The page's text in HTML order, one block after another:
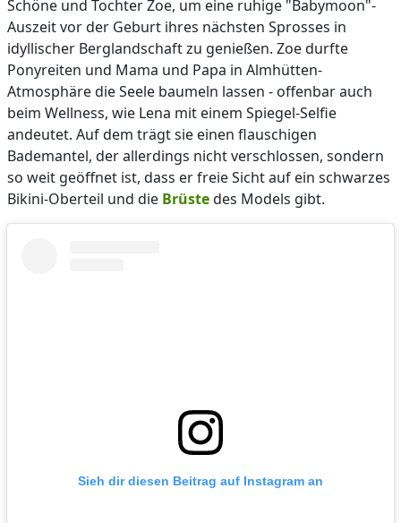
Schöne und Tochter Zoe, um eine ruhige "Babymoon"-
Auszeit vor der Geburt ihres nächsten Sprosses in
idyllischer Berglandschaft zu genießen. Zoe durfte
Ponyreiten und Mama und Papa in Almhütten-
Atmosphäre die Seele baumeln lassen - offenbar auch
beim Wellness, wie Lena mit einem Spiegel-Selfie
andeutet. Auf dem trägt sie einen flauschigen
Bademantel, der allerdings nicht verschlossen, sondern
so weit geöffnet ist, dass er freie Sicht auf ein schwarzes
Bikini-Oberteil und die Brüstedes Models gibt.
Sieh dir diesen Beitrag auf Instagram an